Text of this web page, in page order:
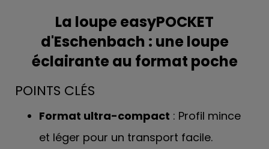
La loupe easyPOCKET
d'Eschenbach : une loupe
éclairante au format poche
POINTS CLÉS
Format ultra-compact : Profil mince
et léger pour un transport facile.